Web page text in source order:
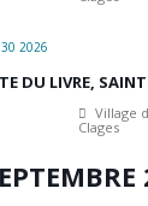
2026
DU LIVRE,
Village
Clages